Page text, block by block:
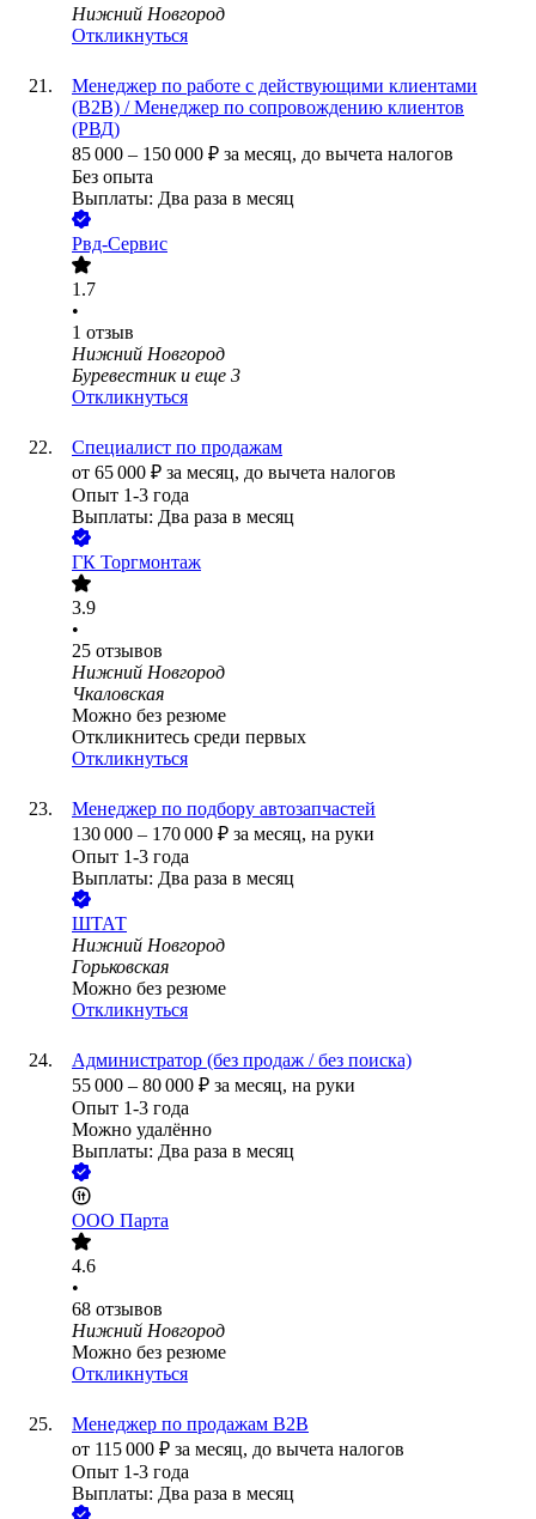
Нижний Новгород
Откликнуться
Менеджер по работе с действующими клиентами
(B2B) / Менеджер по сопровождению клиентов
(РВД)
85 000 – 150 000 ₽ за месяц, до вычета налогов
Без опыта
Выплаты: Два раза в месяц
Рвд-Сервис
1.7
•
1 отзыв
Нижний Новгород
Буревестник и еще 3
Откликнуться
Специалист по продажам
от 65 000 ₽ за месяц, до вычета налогов
Опыт 1-3 года
Выплаты: Два раза в месяц
ГК Торгмонтаж
3.9
•
25 отзывов
Нижний Новгород
Чкаловская
Можно без резюме
Откликнитесь среди первых
Откликнуться
Менеджер по подбору автозапчастей
130 000 – 170 000 ₽ за месяц, на руки
Опыт 1-3 года
Выплаты: Два раза в месяц
ШТАТ
Нижний Новгород
Горьковская
Можно без резюме
Откликнуться
Администратор (без продаж / без поиска)
55 000 – 80 000 ₽ за месяц, на руки
Опыт 1-3 года
Можно удалённо
Выплаты: Два раза в месяц
ООО Парта
4.6
•
68 отзывов
Нижний Новгород
Можно без резюме
Откликнуться
Менеджер по продажам B2B
от 115 000 ₽ за месяц, до вычета налогов
Опыт 1-3 года
Выплаты: Два раза в месяц